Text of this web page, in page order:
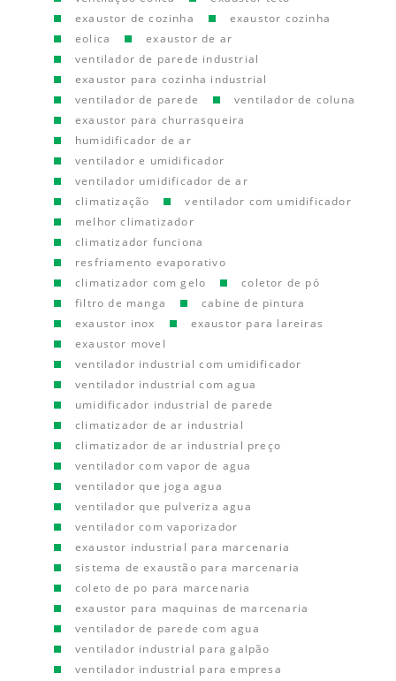
exaustor de cozinha
exaustor cozinha
eolica
exaustor de ar
ventilador de parede industrial
exaustor para cozinha industrial
ventilador de parede
ventilador de coluna
exaustor para churrasqueira
humidificador de ar
ventilador e umidificador
ventilador umidificador de ar
climatização
ventilador com umidificador
melhor climatizador
climatizador funciona
resfriamento evaporativo
climatizador com gelo
coletor de pó
filtro de manga
cabine de pintura
exaustor inox
exaustor para lareiras
exaustor movel
ventilador industrial com umidificador
ventilador industrial com agua
umidificador industrial de parede
climatizador de ar industrial
climatizador de ar industrial preço
ventilador com vapor de agua
ventilador que joga agua
ventilador que pulveriza agua
ventilador com vaporizador
exaustor industrial para marcenaria
sistema de exaustão para marcenaria
coleto de po para marcenaria
exaustor para maquinas de marcenaria
ventilador de parede com agua
ventilador industrial para galpão
ventilador industrial para empresa